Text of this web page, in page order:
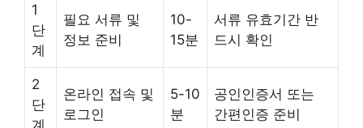
1
단
계
필요 서류 및
정보 준비
10-
15분
서류 유효기간 반
드시 확인
2
단
계
온라인 접속 및
로그인
5-10
분
공인인증서 또는
간편인증 준비